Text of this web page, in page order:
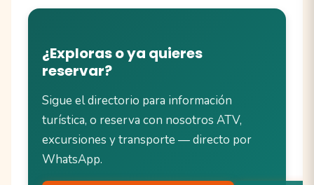
¿Exploras o ya quieres
reservar?
Sigue el directorio para información
turística, o reserva con nosotros ATV,
excursiones y transporte — directo por
WhatsApp.